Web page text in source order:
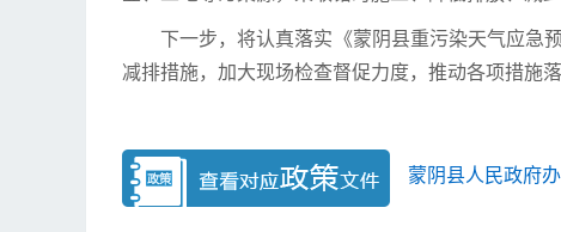
下一步，将认真落实《蒙阴县重污染天气应急
减排措施，加大现场检查督促力度，推动各项措施
蒙阴县人民政府